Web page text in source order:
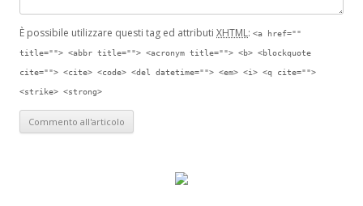
È possibile utilizzare questi tag ed attributi XHTML: <a href=""
title=""> <abbr title=""> <acronym title=""> <b> <blockquote
cite=""> <cite> <code> <del datetime=""> <em> <i> <q cite="">
<strike> <strong>